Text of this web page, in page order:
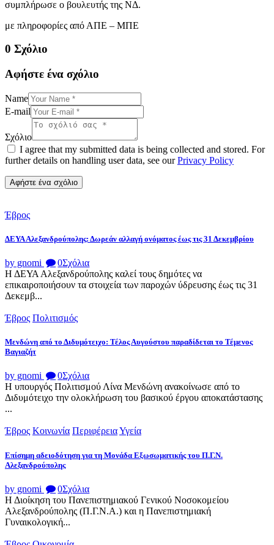
συμπλήρωσε ο βουλευτής της ΝΔ.
με πληροφορίες από ΑΠΕ – ΜΠΕ
0 Σχόλιο
Αφήστε ένα σχόλιο
Name
E-mail
Σχόλιο
I agree that my submitted data is being collected and stored. For
further details on handling user data, see ourPrivacy Policy
Έβρος
ΔΕΥΑ Αλεξανδρούπολης: Δωρεάν αλλαγή ονόματος έως τις 31 Δεκεμβρίου
by gnomi 0Σχόλια
Η ΔΕΥΑ Αλεξανδρούπολης καλεί τους δημότες να
επικαιροποιήσουν τα στοιχεία των παροχών ύδρευσης έως τις 31
Δεκεμβ...
Έβρος Πολιτισμός
Μενδώνη από το Διδυμότειχο: Τέλος Αυγούστου παραδίδεται το Τέμενος
Βαγιαζήτ
by gnomi 0Σχόλια
Η υπουργός Πολιτισμού Λίνα Μενδώνη ανακοίνωσε από το
Διδυμότειχο την ολοκλήρωση του βασικού έργου αποκατάστασης
...
Έβρος Κοινωνία ΠεριφέρειαΥγεία
Επίσημη αδειοδότηση για τη Μονάδα Εξωσωματικής του Π.Γ.Ν.
Αλεξανδρούπολης
by gnomi 0Σχόλια
Η Διοίκηση του Πανεπιστημιακού Γενικού Νοσοκομείου
Αλεξανδρούπολης (Π.Γ.Ν.Α.) και η Πανεπιστημιακή
Γυναικολογική...